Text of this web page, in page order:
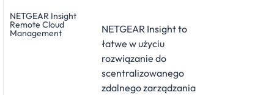
NETGEAR Insight
Remote Cloud
Management
NETGEAR Insight to
łatwe w użyciu
rozwiązanie do
scentralizowanego
zdalnego zarządzania